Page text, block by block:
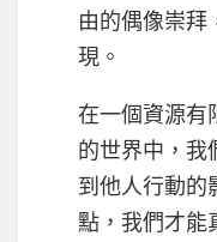
由的偶像崇拜
現。
在一個資源有
的世界中，我
到他人行動的
點，我們才能